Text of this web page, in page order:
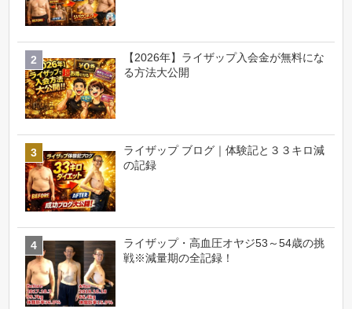
【2026年】ライザップ入会金が無料にな
る方法大公開
ライザップ ブログ｜体験記と３３キロ減
の記録
ライザップ・高血圧オヤジ53～54歳の挑
戦※減量期の全記録！